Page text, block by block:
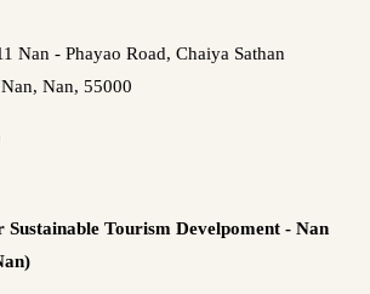
Nan - Phayao Road, Chaiya Sathan
Nan, 55000
Sustainable Tourism Develpoment - Nan